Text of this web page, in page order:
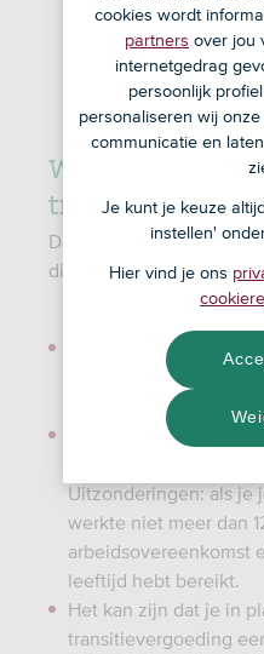
Wat is de
De transitievergoeding
die de vroegere
Je hebt er recht op
kantonrechter loopt of
bepaalde tijd niet
Het maakt niet uit hoe
Uitzonderingen: als je
werkte niet meer dan
arbeidsovereenkomst
leeftijd hebt bereikt.
Het kan zijn dat je in
transitievergoeding
cookies wordt
partners over jou
internetgedrag
persoonlijk
personaliseren wij
communicatie en
Je kunt je keuze
instellen'
Hier vind je ons